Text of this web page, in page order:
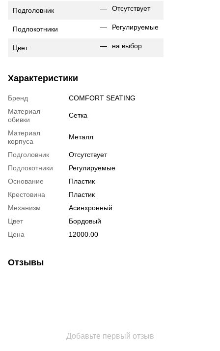
Подголовник Отсутствует
Подлокотники Регулируемые
Цвет на выбор
Характеристики
Бренд
COMFORT SEATING
Материал
обивки
Сетка
Материал
корпуса
Металл
Подголовник
Отсутствует
Подлокотники
Регулируемые
Основание
Пластик
Крестовина
Пластик
Механизм
Асинхронный
Цвет
Бордовый
Цена
12000.00
Отзывы
Добавьте первый отзыв